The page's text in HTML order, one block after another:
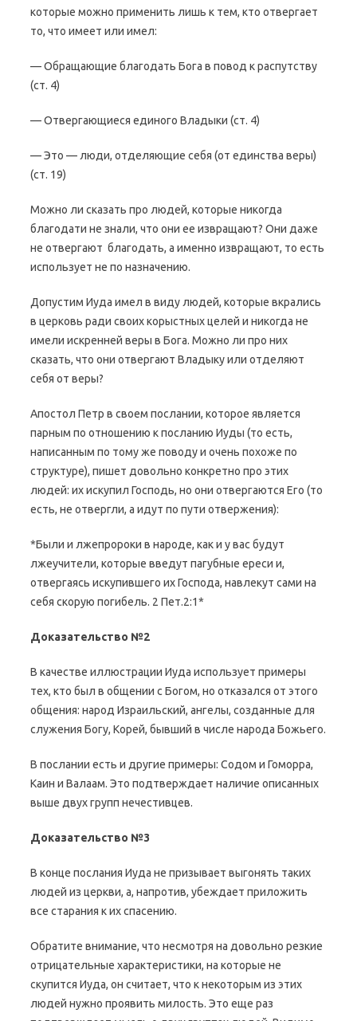
которые можно применить лишь к тем, кто отвергает
то, что имеет или имел:
— Обращающие благодать Бога в повод к распутству
(ст. 4)
— Отвергающиеся единого Владыки (ст. 4)
— Это — люди, отделяющие себя (от единства веры)
(ст. 19)
Можно ли сказать про людей, которые никогда
благодати не знали, что они ее извращают? Они даже
не отвергают благодать, а именно извращают, то есть
использует не по назначению.
Допустим Иуда имел в виду людей, которые вкрались
в церковь ради своих корыстных целей и никогда не
имели искренней веры в Бога. Можно ли про них
сказать, что они отвергают Владыку или отделяют
себя от веры?
Апостол Петр в своем послании, которое является
парным по отношению к посланию Иуды (то есть,
написанным по тому же поводу и очень похоже по
структуре), пишет довольно конкретно про этих
людей: их искупил Господь, но они отвергаются Его (то
есть, не отвергли, а идут по пути отвержения):
*Были и лжепророки в народе, как и у вас будут
лжеучители, которые введут пагубные ереси и,
отвергаясь искупившего их Господа, навлекут сами на
себя скорую погибель. 2 Пет.2:1*
Доказательство №2
В качестве иллюстрации Иуда использует примеры
тех, кто был в общении с Богом, но отказался от этого
общения: народ Израильский, ангелы, созданные для
служения Богу, Корей, бывший в числе народа Божьего.
В послании есть и другие примеры: Содом и Гоморра,
Каин и Валаам. Это подтверждает наличие описанных
выше двух групп нечестивцев.
Доказательство №3
В конце послания Иуда не призывает выгонять таких
людей из церкви, а, напротив, убеждает приложить
все старания к их спасению.
Обратите внимание, что несмотря на довольно резкие
отрицательные характеристики, на которые не
скупится Иуда, он считает, что к некоторым из этих
людей нужно проявить милость. Это еще раз